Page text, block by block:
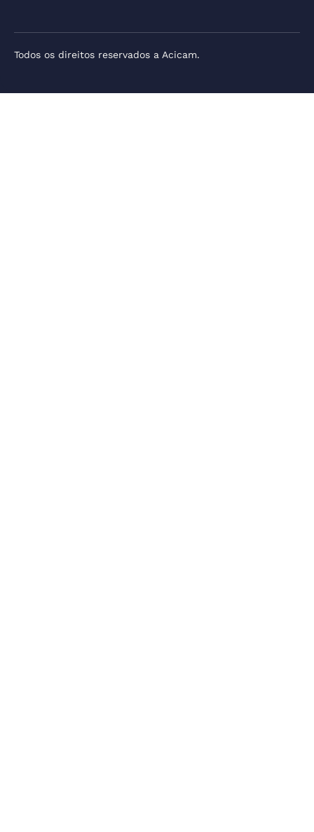
Todos os direitos reservados a Acicam.